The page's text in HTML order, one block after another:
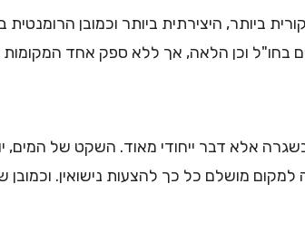
ביותר, היצירתית ביותר וכמובן הרומנטית
וכן הלאה, אך ללא ספק אחד המקומות
אלא דבר ייחודי מאוד. השקט של המים,
מושלם כל כך להצעות נישואין.